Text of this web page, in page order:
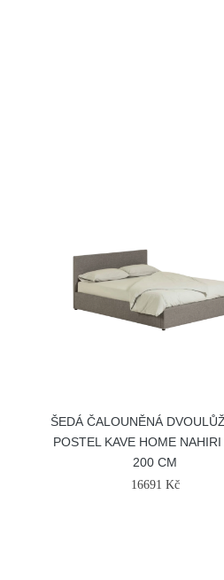
ŠEDÁ ČALOUNĚNÁ
POSTEL KAVE HOME
200 CM
16691 Kč